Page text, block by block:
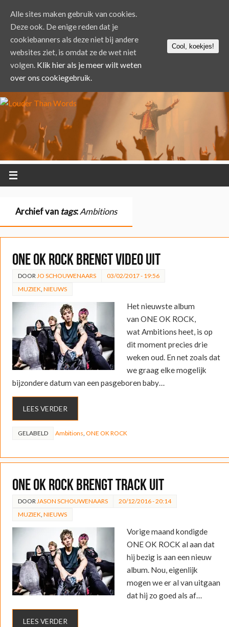
Archief van tags:Ambitions
ONE OK ROCK brengt video uit
DOOR JO SCHOUWENAARS
03/02/2017 - 19:56
MUZIEK NIEUWS
Het nieuwste album
van ONE OK ROCK,
wat Ambitions heet, is op
dit moment precies drie
weken oud. En net zoals dat
we graag elke mogelijk
bijzondere datum van een pasgeboren baby…
LEES VERDER
GELABELD Ambitions ONE OK ROCK
ONE OK ROCK brengt track uit
DOOR JASON SCHOUWENAARS
20/12/2016 - 20:14
MUZIEK NIEUWS
Vorige maand kondigde
ONE OK ROCK al aan dat
hij bezig is aan een nieuw
album. Nou, eigenlijk
mogen we er al van uitgaan
dat hij zo goed als af…
LEES VERDER
Alle sites maken gebruik van cookies.
Deze ook. De enige reden dat je
cookiebanners als deze niet bij andere
websites ziet, is omdat ze de wet niet
volgen. Klik hier als je meer wilt weten
over ons cookiegebruik.
Cool, koekjes!